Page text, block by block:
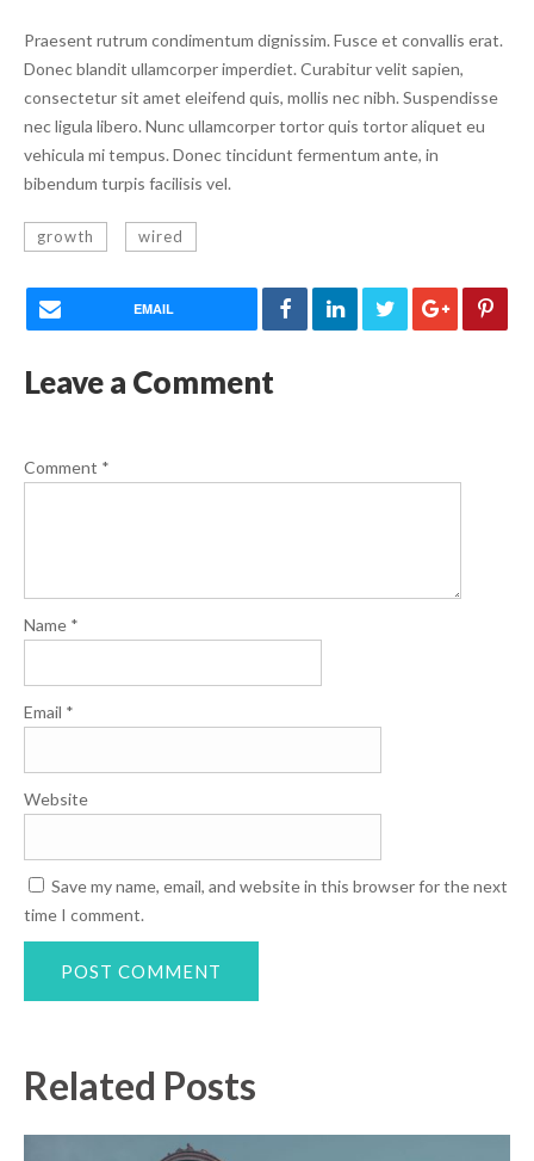
Praesent rutrum condimentum dignissim. Fusce et convallis erat.
Donec blandit ullamcorper imperdiet. Curabitur velit sapien,
consectetur sit amet eleifend quis, mollis nec nibh. Suspendisse
nec ligula libero. Nunc ullamcorper tortor quis tortor aliquet eu
vehicula mi tempus. Donec tincidunt fermentum ante, in
bibendum turpis facilisis vel.
growth wired
EMAIL
Leave a Comment
Comment *
Name *
Email *
Website
Save my name, email, and website in this browser for the next
time I comment.
Related Posts